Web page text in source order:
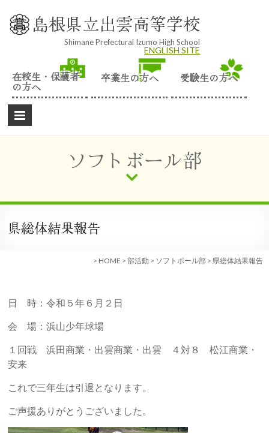
content 島根県立出雲高等学校
Shimane Prefectural Izumo High School
ENGLISH SITE
在校生・保護者
の方へ
卒業生の方へ 受験生の方へ
ソフトボール部
県総体結果報告
> HOME > 部活動 > ソフトボール部 > 県総体結果報告
日 時：令和５年６月２日
会 場：浜山少年球場
１回戦浜田商業・出雲商業・出雲 ４対８ 松江商業・
安来
これで三年生は引退となります。
ご声援ありがとうございました。